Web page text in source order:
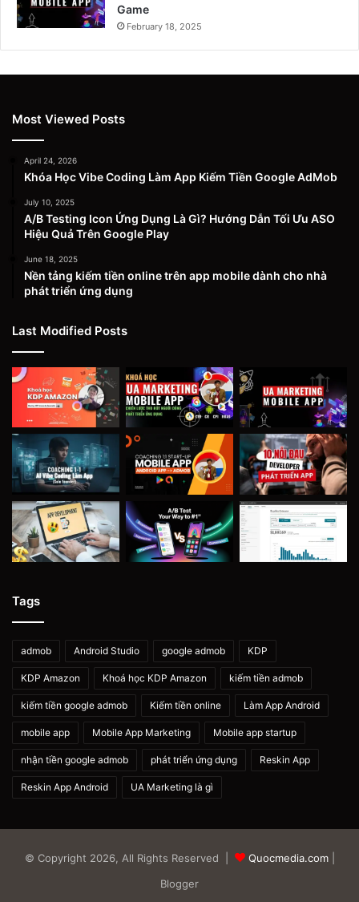
Game
February 18, 2025
Most Viewed Posts
April 24, 2026
Khóa Học Vibe Coding Làm App Kiếm Tiền Google AdMob
July 10, 2025
A/B Testing Icon Ứng Dụng Là Gì? Hướng Dẫn Tối Ưu ASO
Hiệu Quả Trên Google Play
June 18, 2025
Nền tảng kiếm tiền online trên app mobile dành cho nhà
phát triển ứng dụng
Last Modified Posts
Tags
admob Android Studio google admob KDP
KDP Amazon Khoá học KDP Amazon kiếm tiền admob
kiếm tiền google admob Kiếm tiền online Làm App Android
mobile app Mobile App Marketing Mobile app startup
nhận tiền google admob phát triển ứng dụng Reskin App
Reskin App Android UA Marketing là gì
© Copyright 2026, All Rights Reserved | Quocmedia.com|
Blogger